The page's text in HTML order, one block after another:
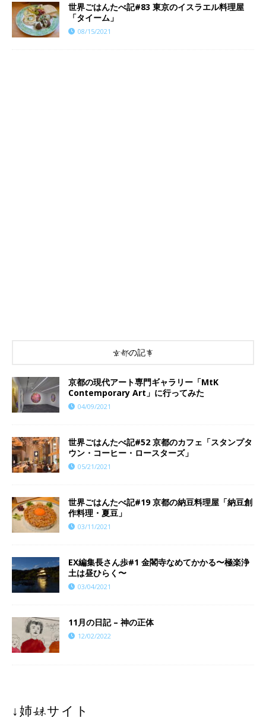
世界ごはんたべ記#83 東京のイスラエル料理屋
「タイーム」
08/15/2021
京都の記事
京都の現代アート専門ギャラリー「MtK
Contemporary Art」に行ってみた
04/09/2021
世界ごはんたべ記#52 京都のカフェ「スタンプタ
ウン・コーヒー・ロースターズ」
05/21/2021
世界ごはんたべ記#19 京都の納豆料理屋「納豆創
作料理・夏豆」
03/11/2021
EX編集長さん歩#1 金閣寺なめてかかる〜極楽浄
土は昼ひらく〜
03/04/2021
11月の日記 – 神の正体
12/02/2022
↓姉妹サイト